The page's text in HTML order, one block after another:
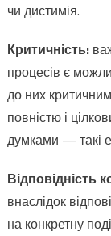
чи дистимія.
Критичність:
процесів є
до них
повністю і
думками — такі
Відповідність
внаслідок
на конкретну